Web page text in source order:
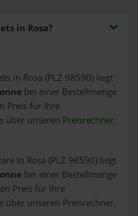
in Rosa?
in Rosa (PLZ 98590) liegt
bei einer Bestellmenge
Preis für Ihre
über unseren Preisrechner.
in Rosa (PLZ 98590) liegt
bei einer Bestellmenge
Preis für Ihre
über unseren Preisrechner.